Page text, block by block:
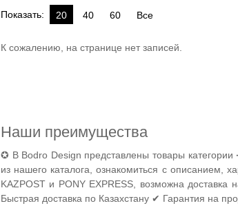
Показать: 20 40 60 Все
К сожалению, на странице нет записей.
Наши преимущества
✪ В Bodro Design представлены товары
из нашего каталога, ознакомиться с описанием,
KAZPOST и PONY EXPRESS, возможна
Быстрая доставка по Казахстану ✔ Гарантия на